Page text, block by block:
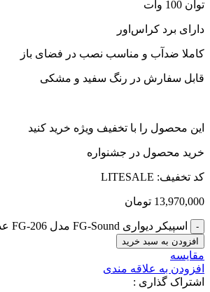
توان 100 وات
دارای برد کراس‌اور
کاملا ضدآب و مناسب نصب در فضای باز
قابل سفارش در رنگ سفید و مشکی
این محصول را با تخفیف ویژه خرید کنید
خرید محصول در جشنواره
کد تخفیف: LITESALE
13,970,000 تومان
اسپیکر دیواری FG-Sound مدل FG-206 عدد
افزودن به سبد خرید
مقایسه
افزودن به علاقه مندی
اشتراک گذاری :